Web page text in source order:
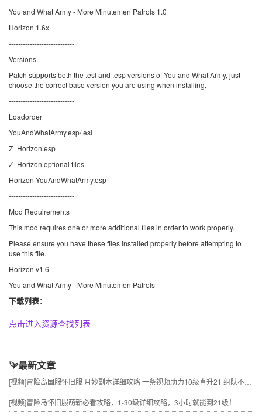
You and What Army - More Minutemen Patrols 1.0
Horizon 1.6x
----------------------------
Versions
Patch supports both the .esl and .esp versions of You and What Army, just
choose the correct base version you are using when installing.
----------------------------
Loadorder
YouAndWhatArmy.esp/.esl
Z_Horizon.esp
Z_Horizon optional files
Horizon YouAndWhatArmy.esp
----------------------------
Mod Requirements
This mod requires one or more additional files in order to work properly.
Please ensure you have these files installed properly before attempting to
use this file.
Horizon v1.6
You and What Army - More Minutemen Patrols
下载列表：
点击进入资源查找列表
最新文章
[视频]冒险岛国服怀旧服 月妙副本详细攻略 一条视频助力10级直升21 组队不求人
[视频]冒险岛怀旧服萌新必看攻略，1-30级详细攻略，3小时就能到21级！